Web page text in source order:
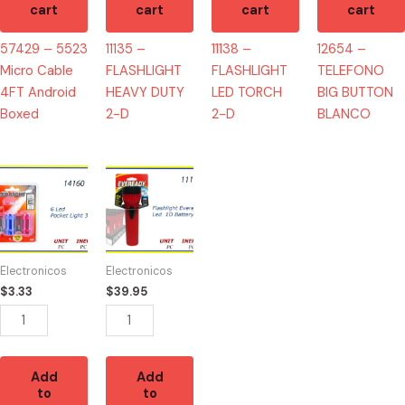
cart
57429 – 5523
Micro Cable
4FT Android
Boxed
cart
11135 –
FLASHLIGHT
HEAVY DUTY
2-D
cart
11138 –
FLASHLIGHT
LED TORCH
2-D
cart
12654 –
TELEFONO
BIG BUTTON
BLANCO
Electronicos
$3.33
14160
-
POCKET
LED
LIGHT
(3)
quantity
Add
to
Electronicos
$39.95
11171
FLASHLIGHT
EVEREADY
LED
quantity
Add
to